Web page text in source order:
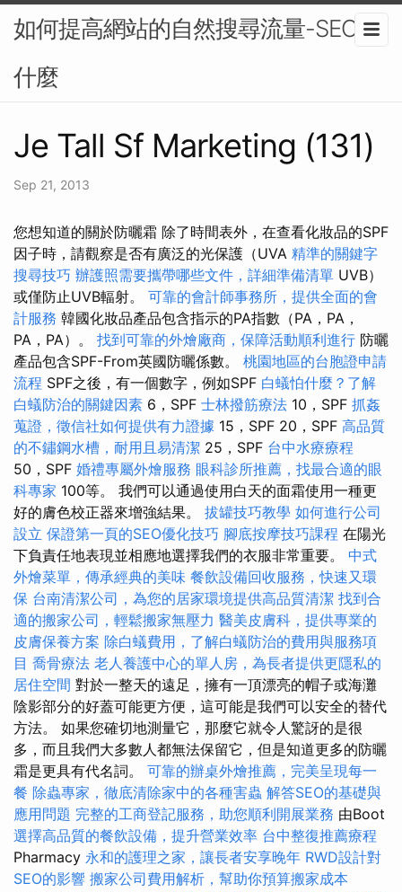
如何提高網站的自然搜尋流量-SEO是
什麼
Je Tall Sf Marketing (131)
Sep 21, 2013
您想知道的關於防曬霜 除了時間表外，在查看化妝品的SPF
因子時，請觀察是否有廣泛的光保護（UVA 精準的關鍵字
搜尋技巧 辦護照需要攜帶哪些文件，詳細準備清單 UVB）
或僅防止UVB輻射。 可靠的會計師事務所，提供全面的會
計服務 韓國化妝品產品包含指示的PA指數（PA，PA，
PA，PA）。 找到可靠的外燴廠商，保障活動順利進行 防曬
產品包含SPF-From英國防曬係數。 桃園地區的台胞證申請
流程 SPF之後，有一個數字，例如SPF 白蟻怕什麼？了解
白蟻防治的關鍵因素 6，SPF 士林撥筋療法 10，SPF 抓姦
蒐證，徵信社如何提供有力證據 15，SPF 20，SPF 高品質
的不鏽鋼水槽，耐用且易清潔 25，SPF 台中水療療程
50，SPF 婚禮專屬外燴服務 眼科診所推薦，找最合適的眼
科專家 100等。 我們可以通過使用白天的面霜使用一種更
好的膚色校正器來增強結果。 拔罐技巧教學 如何進行公司
設立 保證第一頁的SEO優化技巧 腳底按摩技巧課程 在陽光
下負責任地表現並相應地選擇我們的衣服非常重要。 中式
外燴菜單，傳承經典的美味 餐飲設備回收服務，快速又環
保 台南清潔公司，為您的居家環境提供高品質清潔 找到合
適的搬家公司，輕鬆搬家無壓力 醫美皮膚科，提供專業的
皮膚保養方案 除白蟻費用，了解白蟻防治的費用與服務項
目 喬骨療法 老人養護中心的單人房，為長者提供更隱私的
居住空間 對於一整天的遠足，擁有一頂漂亮的帽子或海灘
陰影部分的好蓋可能更方便，這可能是我們可以安全的替代
方法。 如果您確切地測量它，那麼它就令人驚訝的是很
多，而且我們大多數人都無法保留它，但是知道更多的防曬
霜是更具有代名詞。 可靠的辦桌外燴推薦，完美呈現每一
餐 除蟲專家，徹底清除家中的各種害蟲 解答SEO的基礎與
應用問題 完整的工商登記服務，助您順利開展業務 由Boot
選擇高品質的餐飲設備，提升營業效率 台中整復推薦療程
Pharmacy 永和的護理之家，讓長者安享晚年 RWD設計對
SEO的影響 搬家公司費用解析，幫助你預算搬家成本